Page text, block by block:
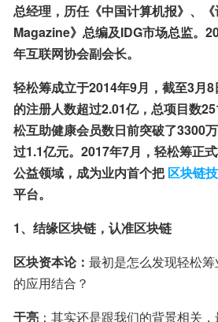
总经理，历任《中国计算机报》、
Magazine》总编及IDG市场总监。
年互联网协会副会长。
轻松筹成立于2014年9月，截至3月
的注册人数超过2.01亿，总项目数
松互助健康会员数日前突破了3300
过1.1亿元。2017年7月，轻松筹正
公益领域，成为业内首个把 区块链
平台。
1、结缘区块链，认准区块链
区块资本论： 最初是怎么发现轻松
的应用结合？
于亮 ：其实还是跟我们的背景相关